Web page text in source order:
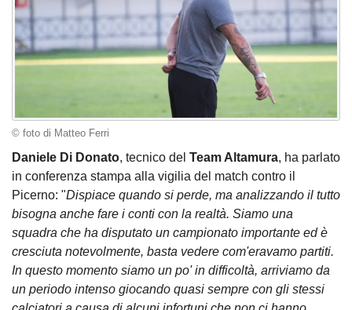
© foto di Matteo Ferri
Daniele Di Donato, tecnico del Team Altamura, ha parlato
in conferenza stampa alla vigilia del match contro il
Picerno: "Dispiace quando si perde, ma analizzando il tutto
bisogna anche fare i conti con la realtà. Siamo una
squadra che ha disputato un campionato importante ed è
cresciuta notevolmente, basta vedere com'eravamo partiti.
In questo momento siamo un po' in difficoltà, arriviamo da
un periodo intenso giocando quasi sempre con gli stessi